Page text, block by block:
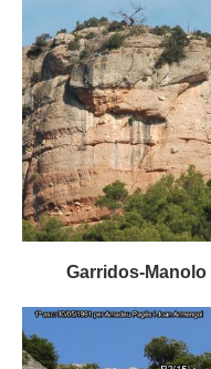
Garridos-Manolo